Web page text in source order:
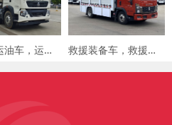
铝合金运油车，运油车厂家，楚胜汽车集团 救援装备车，救援车，楚胜汽车集团